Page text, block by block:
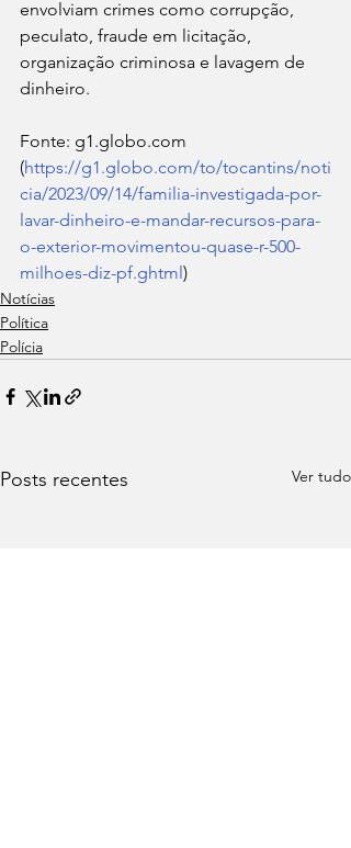
envolviam crimes como corrupção,
peculato, fraude em licitação,
organização criminosa e lavagem de
dinheiro.
Fonte: g1.globo.com
(https://g1.globo.com/to/tocantins/noti
cia/2023/09/14/familia-investigada-por-
lavar-dinheiro-e-mandar-recursos-para-
o-exterior-movimentou-quase-r-500-
milhoes-diz-pf.ghtml)
Notícias
Política
Polícia
Posts recentes Ver tudo